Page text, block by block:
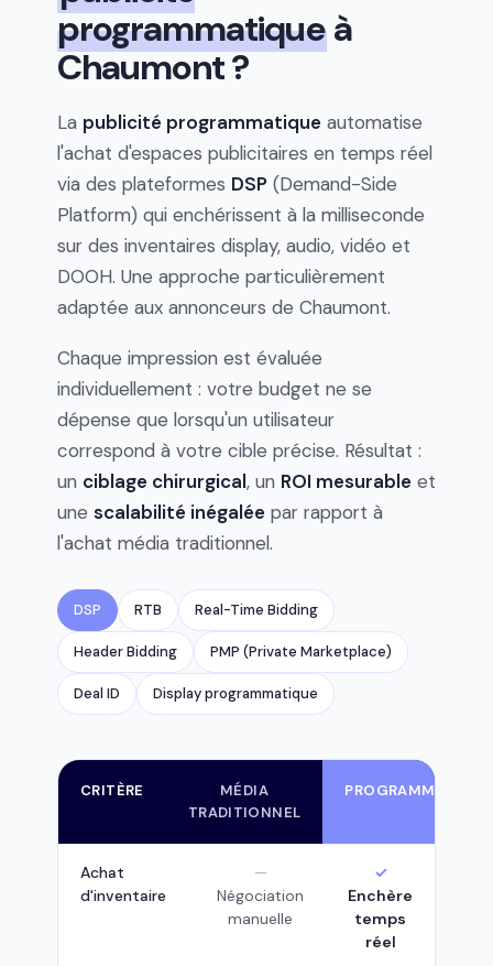
programmatiqueà
Chaumont ?
La publicité programmatique automatise
l'achat d'espaces publicitaires en temps réel
via des plateformes DSP (Demand-Side
Platform) qui enchérissent à la milliseconde
sur des inventaires display, audio, vidéo et
DOOH. Une approche particulièrement
adaptée aux annonceurs de Chaumont.
Chaque impression est évaluée
individuellement : votre budget ne se
dépense que lorsqu'un utilisateur
correspond à votre cible précise. Résultat :
un ciblage chirurgical, un ROI mesurable et
une scalabilité inégalée par rapport à
l'achat média traditionnel.
DSP RTB Real-Time Bidding
Header Bidding PMP (Private Marketplace)
Deal ID Display programmatique
CRITÈRE
MÉDIA
TRADITIONNEL
PROGRAMMATIQUE
Achat
d'inventaire
Négociation
manuelle
Enchère
temps
réel